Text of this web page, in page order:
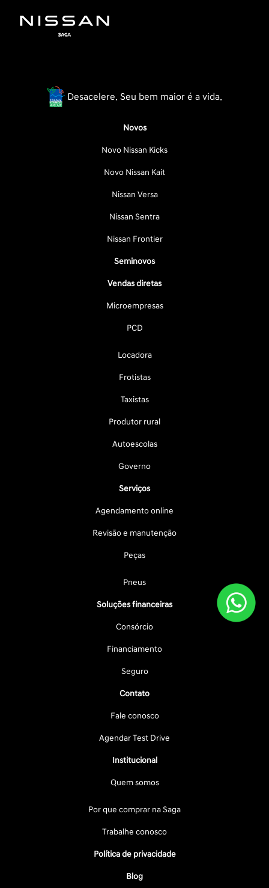
Desacelere. Seu bem maior é a vida.
Novos
Novo Nissan Kicks
Novo Nissan Kait
Nissan Versa
Nissan Sentra
Nissan Frontier
Seminovos
Vendas diretas
Microempresas
PCD
Locadora
Frotistas
Taxistas
Produtor rural
Autoescolas
Governo
Serviços
Agendamento online
Revisão e manutenção
Peças
Pneus
Soluções financeiras
Consórcio
Financiamento
Seguro
Contato
Fale conosco
Agendar Test Drive
Institucional
Quem somos
Por que comprar na Saga
Trabalhe conosco
Política de privacidade
Blog